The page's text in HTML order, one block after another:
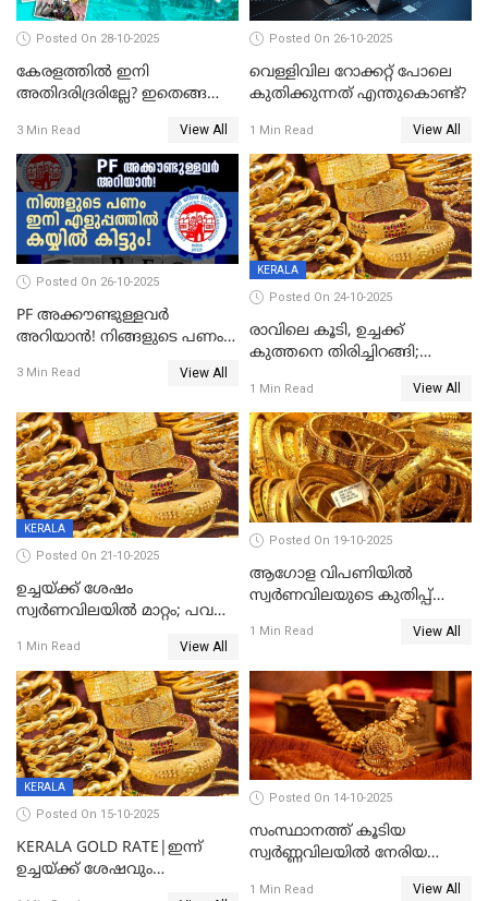
Posted On 28-10-2025
കേരളത്തിൽ ഇനി
അതിദരിദ്രരില്ലേ? ഇതെങ്ങനെ
STATE FREE FROM EXTREME
POVERTY
3 Min Read View All
Posted On 26-10-2025
വെള്ളിവില റോക്കറ്റ് പോലെ
കുതിക്കുന്നത് എന്തുകൊണ്ട്?
1 Min Read View All
Posted On 26-10-2025
PF അക്കൗണ്ടുള്ളവർ
അറിയാൻ! നിങ്ങളുടെ പണം
കിട്ടും!
3 Min Read View All
KERALA
Posted On 24-10-2025
രാവിലെ കൂടി, ഉച്ചക്ക്
കുത്തനെ തിരിച്ചിറങ്ങി;
കുറഞ്ഞു
1 Min Read View All
KERALA
Posted On 21-10-2025
ഉച്ചയ്ക്ക് ശേഷം
സ്വർണവിലയിൽ മാറ്റം; പവന്
1 Min Read View All
Posted On 19-10-2025
ആഗോള വിപണിയിൽ
സ്വർണവിലയുടെ കുതിപ്പ്
1 Min Read View All
KERALA
Posted On 15-10-2025
KERALA GOLD RATE|ഇന്ന്
ഉച്ചയ്ക്ക് ശേഷവും
Posted On 14-10-2025
സംസ്ഥാനത്ത് കൂടിയ
സ്വർണ്ണവിലയിൽ നേരിയ
1 Min Read View All